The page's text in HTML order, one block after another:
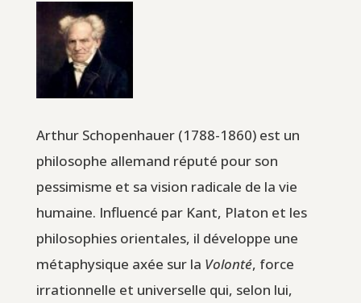
Arthur Schopenhauer (1788-1860) est un
philosophe allemand réputé pour son
pessimisme et sa vision radicale de la vie
humaine. Influencé par Kant, Platon et les
philosophies orientales, il développe une
métaphysique axée sur la Volonté, force
irrationnelle et universelle qui, selon lui,